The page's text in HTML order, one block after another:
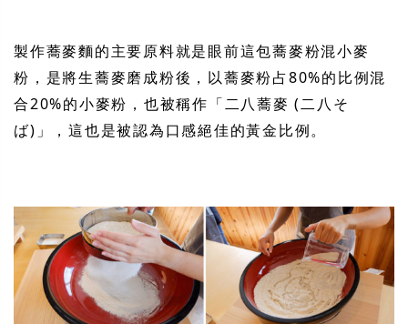
製作蕎麥麵的主要原料就是眼前這包蕎麥粉混小麥
粉，是將生蕎麥磨成粉後，以蕎麥粉占80%的比例混
合20%的小麥粉，也被稱作「二八蕎麥 (二八そ
ば)」，這也是被認為口感絕佳的黃金比例。